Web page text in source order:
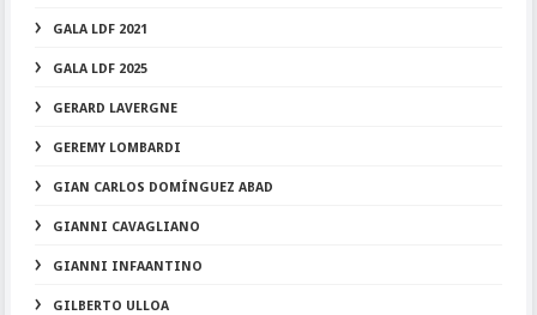
GALA LDF 2021
GALA LDF 2025
GERARD LAVERGNE
GEREMY LOMBARDI
GIAN CARLOS DOMÍNGUEZ ABAD
GIANNI CAVAGLIANO
GIANNI INFAANTINO
GILBERTO ULLOA